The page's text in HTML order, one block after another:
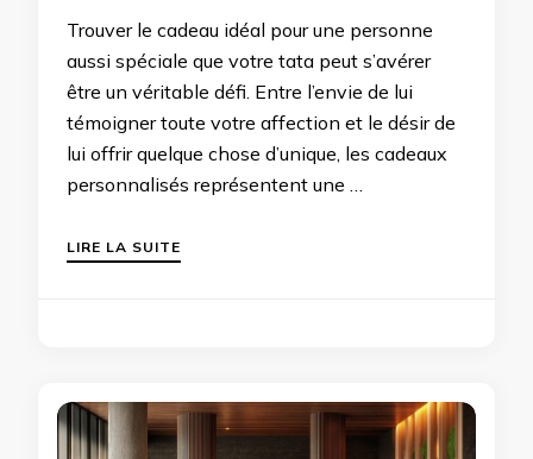
Trouver le cadeau idéal pour une personne
aussi spéciale que votre tata peut s’avérer
être un véritable défi. Entre l’envie de lui
témoigner toute votre affection et le désir de
lui offrir quelque chose d’unique, les cadeaux
personnalisés représentent une …
LIRE LA SUITE